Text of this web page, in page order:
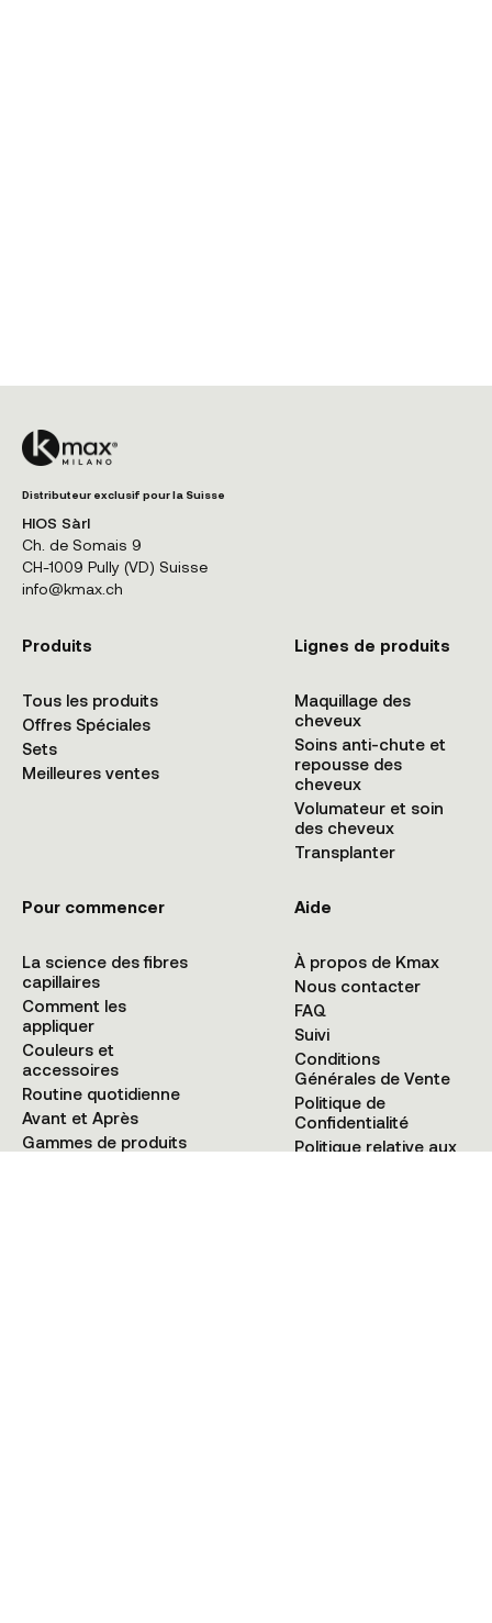
Distributeur exclusif pour la Suisse
HIOS Sàrl
Ch. de Somais 9
CH-1009 Pully (VD) Suisse
info@kmax.ch
Produits
Tous les produits
Offres Spéciales
Sets
Meilleures ventes
Lignes de produits
Maquillage des
cheveux
Soins anti-chute et
repousse des
cheveux
Volumateur et soin
des cheveux
Transplanter
Pour commencer
La science des fibres
capillaires
Comment les
appliquer
Couleurs et
accessoires
Routine quotidienne
Avant et Après
Gammes de produits
Aide
À propos de Kmax
Nous contacter
FAQ
Suivi
Conditions
Générales de Vente
Politique de
Confidentialité
Politique relative aux